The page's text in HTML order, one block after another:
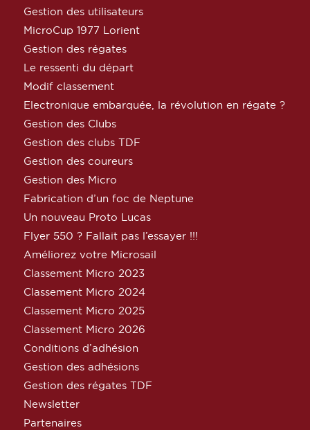
Gestion des utilisateurs
MicroCup 1977 Lorient
Gestion des régates
Le ressenti du départ
Modif classement
Electronique embarquée, la révolution en régate ?
Gestion des Clubs
Gestion des clubs TDF
Gestion des coureurs
Gestion des Micro
Fabrication d’un foc de Neptune
Un nouveau Proto Lucas
Flyer 550 ? Fallait pas l’essayer !!!
Améliorez votre Microsail
Classement Micro 2023
Classement Micro 2024
Classement Micro 2025
Classement Micro 2026
Conditions d’adhésion
Gestion des adhésions
Gestion des régates TDF
Newsletter
Partenaires